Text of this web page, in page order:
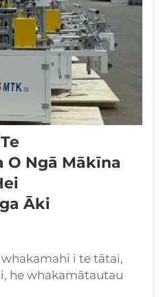
Ngā Mākīna
Āki
i te tātai,
he whakamātautau
Engari, māu e